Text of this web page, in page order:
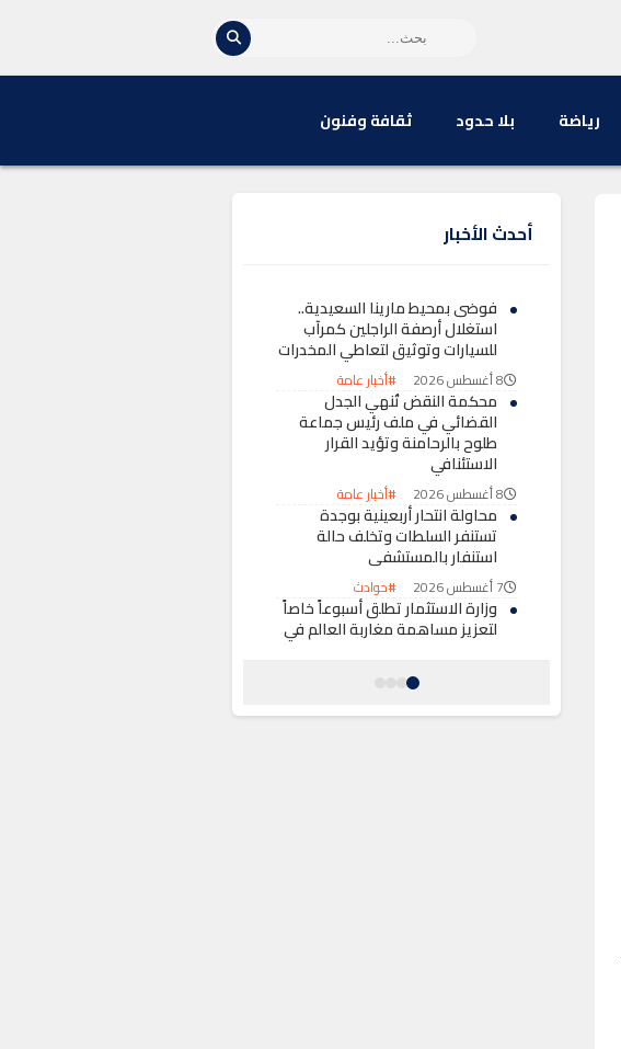
رياضة بلا حدود ثقافة وفنون
أحدث الأخبار
فوضى بمحيط مارينا السعيدية..
استغلال أرصفة الراجلين كمرآب
للسيارات وتوثيق لتعاطي المخدرات
8 أغسطس 2026 #أخبار عامة
محكمة النقض تُنهي الجدل
القضائي في ملف رئيس جماعة
طلوح بالرحامنة وتؤيد القرار
الاستئنافي
8 أغسطس 2026 #أخبار عامة
محاولة انتحار أربعينية بوجدة
تستنفر السلطات وتخلف حالة
استنفار بالمستشفى
7 أغسطس 2026 #حوادث
وزارة الاستثمار تطلق أسبوعاً خاصاً
لتعزيز مساهمة مغاربة العالم في
فيليبي السادس إلى سبتة المحتلة